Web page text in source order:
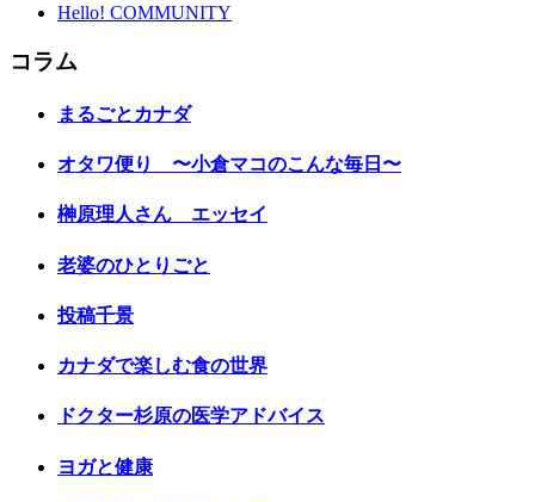
Hello! COMMUNITY
コラム
まるごとカナダ
オタワ便り 〜小倉マコのこんな毎日〜
榊原理人さん エッセイ
老婆のひとりごと
投稿千景
カナダで楽しむ食の世界
ドクター杉原の医学アドバイス
ヨガと健康